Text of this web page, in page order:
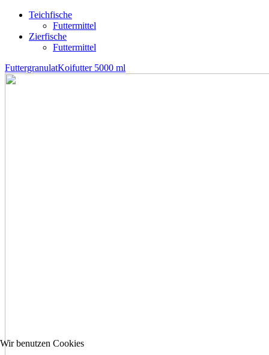
Teichfische
Futtermittel
Zierfische
Futtermittel
FuttergranulatKoifutter 5000 ml
Wir benutzen Cookies